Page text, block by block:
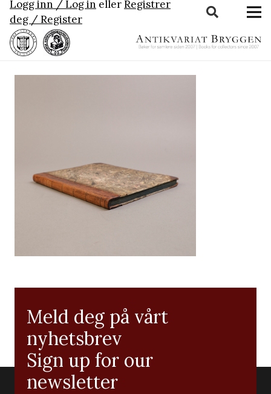
Logg inn / Log in ellerRegistrer
deg / Register
Meld deg på vårt
nyhetsbrev
Sign up for our
newsletter